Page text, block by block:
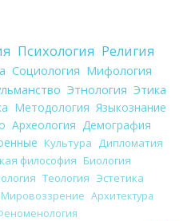
Психология Религия
Социология Мифология
Этнология Этика
Методология Языкознание
Археология Демография
Культура
Дипломатия
философия Биология
Теология Эстетика
Мировоззрение Архитектура